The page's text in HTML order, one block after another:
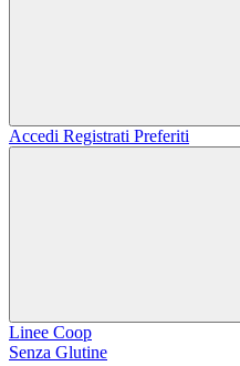
Accedi Registrati Preferiti
Linee Coop
Senza Glutine